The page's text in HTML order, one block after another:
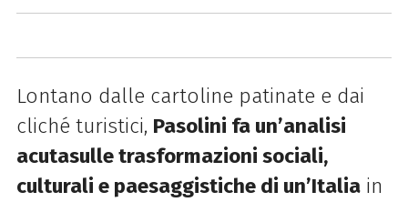
Lontano dalle cartoline patinate e dai
cliché turistici, Pasolini fa un’analisi
acutasulle trasformazioni sociali,
culturali e paesaggistiche di un’Italiain